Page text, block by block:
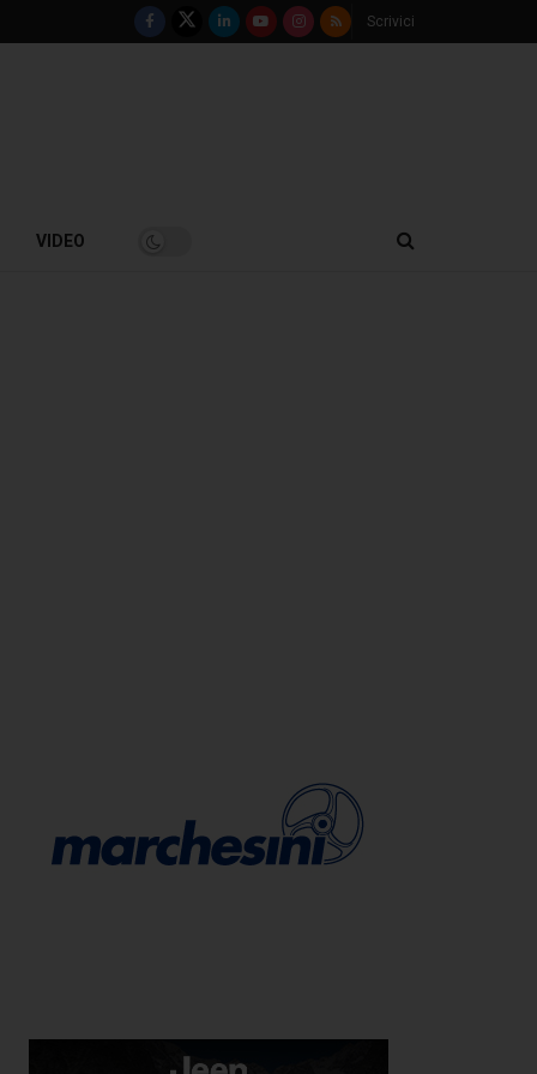
Scrivici
VIDEO